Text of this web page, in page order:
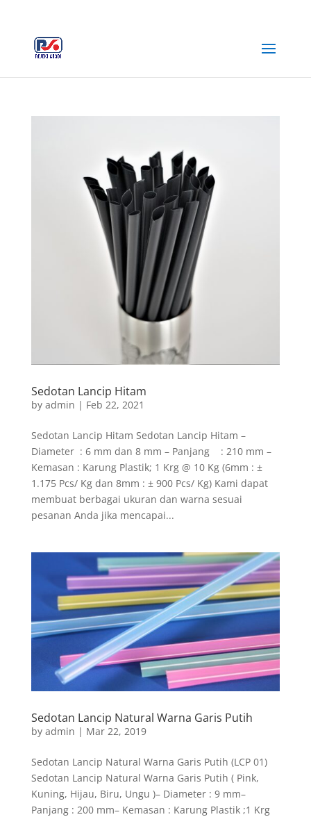
Sedotan Lancip Hitam
by admin | Feb 22, 2021
Sedotan Lancip Hitam Sedotan Lancip Hitam –
Diameter : 6 mm dan 8 mm – Panjang : 210 mm –
Kemasan : Karung Plastik; 1 Krg @ 10 Kg (6mm : ±
1.175 Pcs/ Kg dan 8mm : ± 900 Pcs/ Kg) Kami dapat
membuat berbagai ukuran dan warna sesuai
pesanan Anda jika mencapai...
Sedotan Lancip Natural Warna Garis Putih
by admin | Mar 22, 2019
Sedotan Lancip Natural Warna Garis Putih (LCP 01)
Sedotan Lancip Natural Warna Garis Putih ( Pink,
Kuning, Hijau, Biru, Ungu )– Diameter : 9 mm–
Panjang : 200 mm– Kemasan : Karung Plastik ;1 Krg